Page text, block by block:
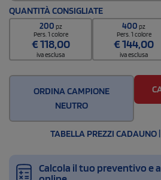
Quantità per scatola
1000
QUANTITÀ CONSIGLIATE
200 pz
Pers. 1 colore
€118,00
iva esclusa
400pz
Pers. 1 colore
€144,00
iva esclusa
ORDINA CAMPIONE
NEUTRO
TABELLA PREZZI
Calcola il tuo preventivo e